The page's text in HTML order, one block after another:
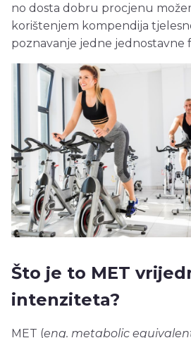
no dosta dobru procjenu
korištenjem kompendija
poznavanje jedne jednostavne
Što je to MET
intenziteta?
MET (eng. metabolic